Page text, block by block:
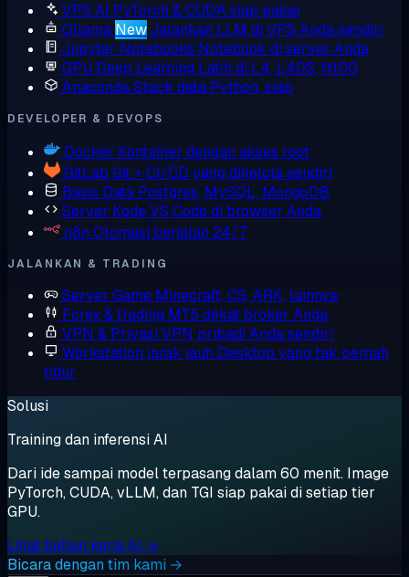
VPS AI PyTorch & CUDA siap pakai
Ollama NewJalankan LLM di VPS Anda sendiri
Jupyter Notebooks Notebook di server Anda
GPU Deep Learning Latih di L4, L40S, H100
AnacondaStack data Python, siap
DEVELOPER & DEVOPS
Docker Kontainer dengan akses root
GitLab Git + CI/CD yang dikelola sendiri
Basis Data Postgres, MySQL, MongoDB
Server KodeVS Code di browser Anda
n8n Otomasi berjalan 24/7
JALANKAN & TRADING
Server Game Minecraft, CS, ARK, lainnya
Forex & trading MT5 dekat broker Anda
VPN & Privasi VPN pribadi Anda sendiri
Workstation jarak jauh Desktop yang tak pernah
tidur
Solusi
Training dan inferensi AI
Dari ide sampai model terpasang dalam 60 menit. Image
PyTorch, CUDA, vLLM, dan TGI siap pakai di setiap tier
GPU.
Lihat beban kerja AI →
Bicara dengan tim kami →